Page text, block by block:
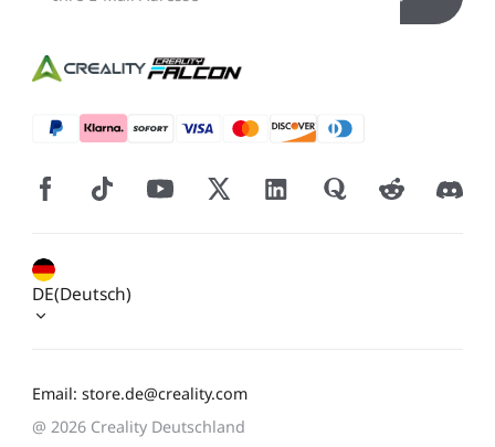
Email: store.de@creality.com
DE(Deutsch)
@ 2026 Creality Deutschland